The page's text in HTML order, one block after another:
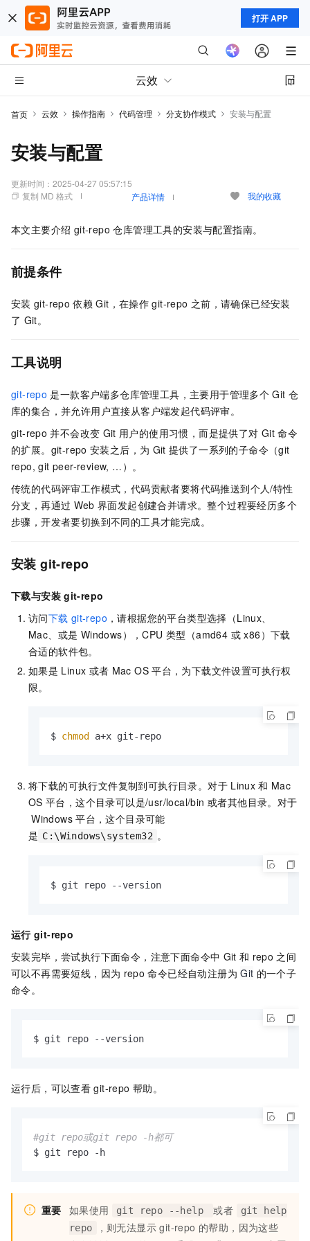
打开 APP
云效
首页 云效 操作指南 代码管理 分支协作模式 安装与配置
安装与配置
更新时间： 2025-04-27 05:57:15
复制 MD 格式
产品详情 我的收藏
本文主要介绍 git-repo 仓库管理工具的安装与配置指南。
前提条件
安装 git-repo 依赖 Git，在操作 git-repo 之前，请确保已经安装
了 Git。
工具说明
git-repo 是一款客户端多仓库管理工具，主要用于管理多个 Git 仓
库的集合，并允许用户直接从客户端发起代码评审。
git-repo 并不会改变 Git 用户的使用习惯，而是提供了对 Git 命令
的扩展。git-repo 安装之后，为 Git 提供了一系列的子命令（git
repo, git peer-review, …）。
传统的代码评审工作模式，代码贡献者要将代码推送到个人/特性
分支，再通过 Web 界面发起创建合并请求。整个过程要经历多个
步骤，开发者要切换到不同的工具才能完成。
安装 git-repo
下载与安装 git-repo
访问下载 git-repo ，请根据您的平台类型选择（Linux、
Mac、或是 Windows），CPU 类型（amd64 或 x86）下载
合适的软件包。
如果是 Linux 或者 Mac OS 平台，为下载文件设置可执行权
限。
$ chmod a+x git-repo
将下载的可执行文件复制到可执行目录。对于 Linux 和 Mac
OS 平台，这个目录可以是/usr/local/bin 或者其他目录。对于
Windows 平台，这个目录可能
是 C:\Windows\system32 。
$ git repo --version
运行 git-repo
安装完毕，尝试执行下面命令，注意下面命令中 Git 和 repo 之间
可以不再需要短线，因为 repo 命令已经自动注册为 Git 的一个子
命令。
$ git repo --version
运行后，可以查看 git-repo 帮助。
#git repo或git repo -h都可
$ git repo -h
重要 如果使用 git repo --help 或者
git help
repo
，则无法显示 git-repo 的帮助，因为这些